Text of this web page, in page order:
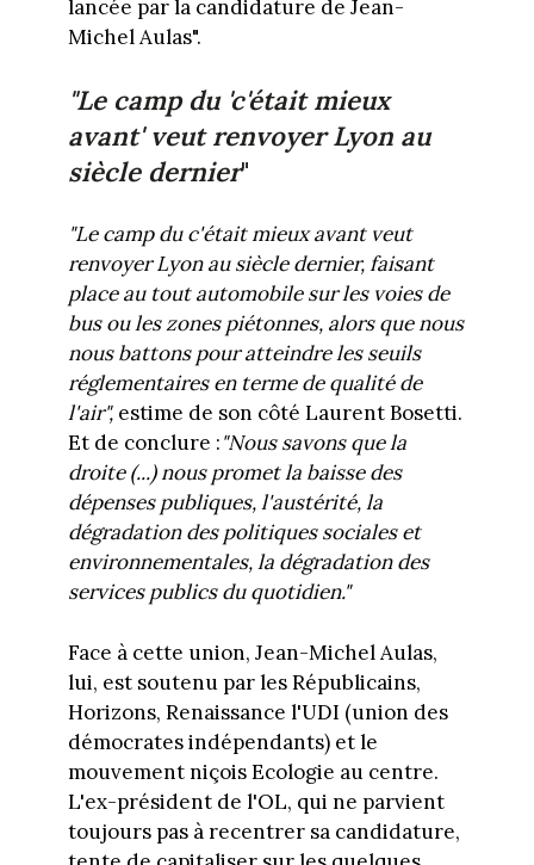
lancée par la candidature de Jean-
Michel Aulas".
"Le camp du 'c'était mieux
avant' veut renvoyer Lyon au
siècle dernier"
"Le camp du c'était mieux avant veut
renvoyer Lyon au siècle dernier, faisant
place au tout automobile sur les voies de
bus ou les zones piétonnes, alors que nous
nous battons pour atteindre les seuils
réglementaires en terme de qualité de
l'air", estime de son côté Laurent Bosetti.
Et de conclure :"Nous savons que la
droite (...) nous promet la baisse des
dépenses publiques, l'austérité, la
dégradation des politiques sociales et
environnementales, la dégradation des
services publics du quotidien."
Face à cette union, Jean-Michel Aulas,
lui, est soutenu par les Républicains,
Horizons, Renaissance l'UDI (union des
démocrates indépendants) et le
mouvement niçois Ecologie au centre.
L'ex-président de l'OL, qui ne parvient
toujours pas à recentrer sa candidature,